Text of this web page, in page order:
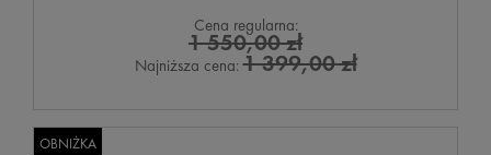
Cena regularna:
1 550,00 zł
Najniższa cena:1 399,00 zł
OBNIŻKA